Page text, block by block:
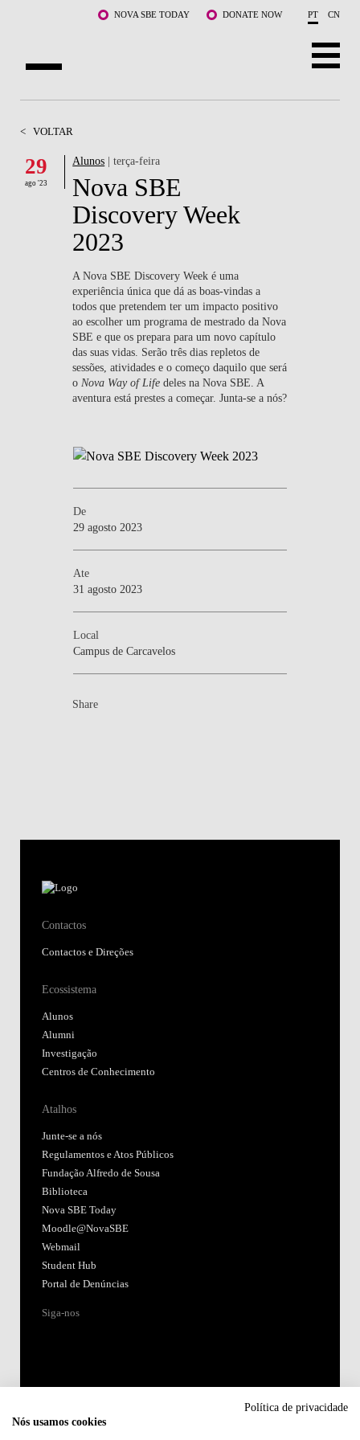
Saltar para o conteúdo principalNOVA SBE TODAY DONATE NOW PT CN
DOCENTES E INVESTIGAÇÃO
COMUNIDADE
WHAT'S HAPPENING
< VOLTAR
29
ago '23
Alunos | terça-feira
Nova SBE
Discovery Week
2023
A Nova SBE Discovery Week é uma
experiência única que dá as boas-vindas a
todos que pretendem ter um impacto positivo
ao escolher um programa de mestrado da Nova
SBE e que os prepara para um novo capítulo
das suas vidas. Serão três dias repletos de
sessões, atividades e o começo daquilo que será
o Nova Way of Life deles na Nova SBE. A
aventura está prestes a começar. Junta-se a nós?
De
29 agosto 2023
Ate
31 agosto 2023
Local
Campus de Carcavelos
Share
Contactos
Contactos e Direções
Ecossistema
Alunos
Alumni
Investigação
Centros de Conhecimento
Atalhos
Junte-se a nós
Regulamentos e Atos Públicos
Fundação Alfredo de Sousa
Biblioteca
Nova SBE Today
Moodle@NovaSBE
Webmail
Student Hub
Portal de Denúncias
Siga-nos
Política de privacidade
Nós usamos cookies